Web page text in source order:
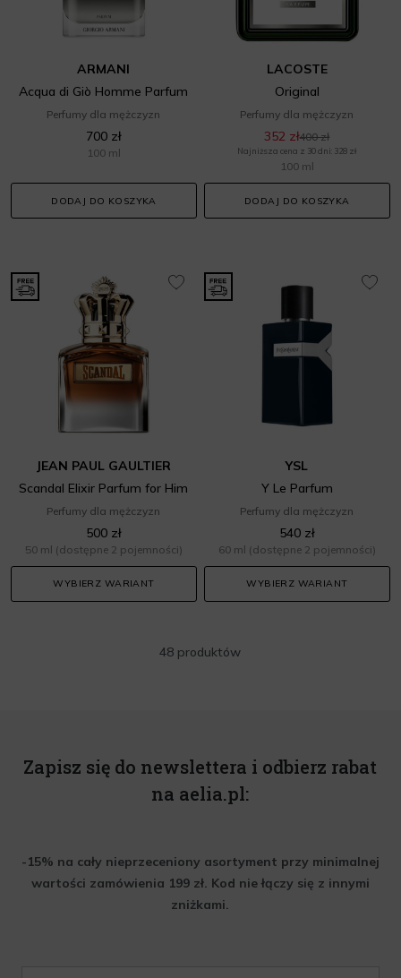
ARMANI
Acqua di Giò Homme Parfum
Perfumy dla mężczyzn
700 zł
100 ml
DODAJ DO KOSZYKA
LACOSTE
Original
Perfumy dla mężczyzn
352 zł400 zł
Najniższa cena z 30 dni: 328 zł
100 ml
DODAJ DO KOSZYKA
JEAN PAUL GAULTIER
Scandal Elixir Parfum for Him
Perfumy dla mężczyzn
500 zł
50 ml (dostępne 2 pojemności)
WYBIERZ WARIANT
YSL
Y Le Parfum
Perfumy dla mężczyzn
540 zł
60 ml (dostępne 2 pojemności)
WYBIERZ WARIANT
48 produktów
Zapisz się do newslettera i odbierz rabat
na aelia.pl:
-15% na cały nieprzeceniony asortyment przy minimalnej
wartości zamówienia 199 zł. Kod nie łączy się z innymi
zniżkami.